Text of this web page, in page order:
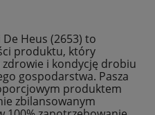
Heus (2653) to
produktu, który
zdrowie i kondycję drobiu
gospodarstwa. Pasza
produktem
zbilansowanym